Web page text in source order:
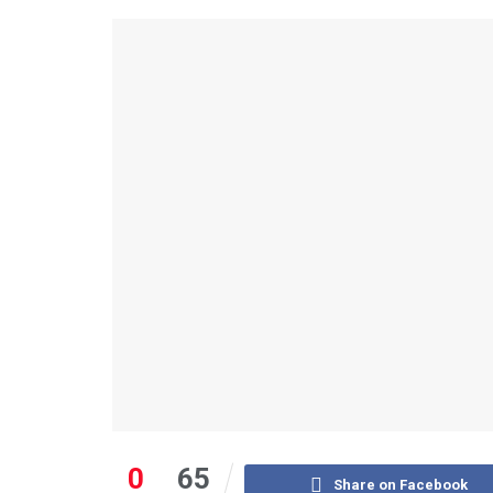
0 65 Share on Facebook